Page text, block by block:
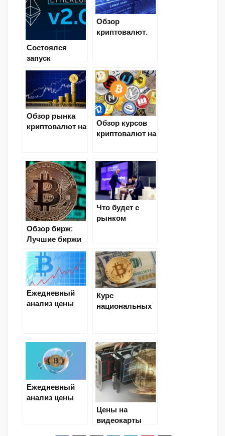
Состоялся
запуск
обозревателя
блоков для
тестовой сети
Ethereum 2.0
Обзор
криптовалют.
Обзор рынка
криптовалют на
Обзор курсов
криптовалют на
Обзор бирж:
Лучшие биржи
криптовалют
(Часть 1)
Что будет с
рынком
Ежедневный
анализ цены
Курс
национальных
Ежедневный
анализ цены
Цены на
видеокарты